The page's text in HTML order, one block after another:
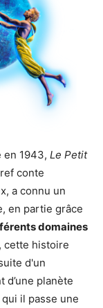
en 1943, Le Petit
conte
a connu un
en partie grâce
domaines
cette histoire
d'un
d’une planète
il passe une